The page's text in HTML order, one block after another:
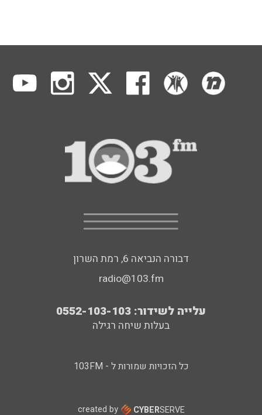
דבורה הנביאה 6, רמת השרון
radio@103.fm
עלייה לשידור: 0552-103-103
בעלות שיחה רגילה
כל הזכויות שמורות ל - 103FM
created by CYBERSERVE